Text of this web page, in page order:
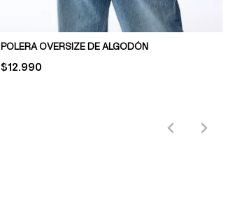
POLERA OVERSIZE DE ALGODÓN
PRICE:
$12.990